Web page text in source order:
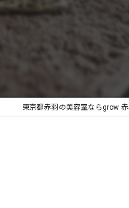
東京都赤羽の美容室ならgrow 赤